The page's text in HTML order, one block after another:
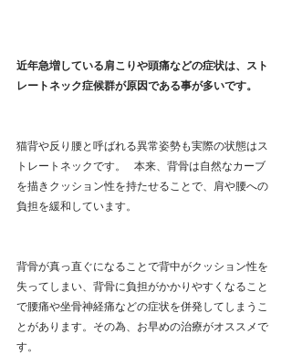
近年急増している肩こりや頭痛などの症状は、スト
レートネック症候群が原因である事が多いです。
猫背や反り腰と呼ばれる異常姿勢も実際の状態はス
トレートネックです。   本来、背骨は自然なカーブ
を描きクッション性を持たせることで、肩や腰への
負担を緩和しています。
背骨が真っ直ぐになることで背中がクッション性を
失ってしまい、背骨に負担がかかりやすくなること
で腰痛や坐骨神経痛などの症状を併発してしまうこ
とがあります。その為、お早めの治療がオススメで
す。